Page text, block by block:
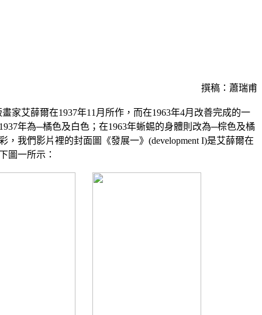
撰稿：蕭瑞甫
家艾薛爾在1937年11月所作，而在1963年4月改善完成的一
年為─橘色及白色；在1963年蜥蜴的身體則改為─棕色及橘
，我們影片裡的封面圖《發展一》(development I)是艾薛爾在
圖一所示：